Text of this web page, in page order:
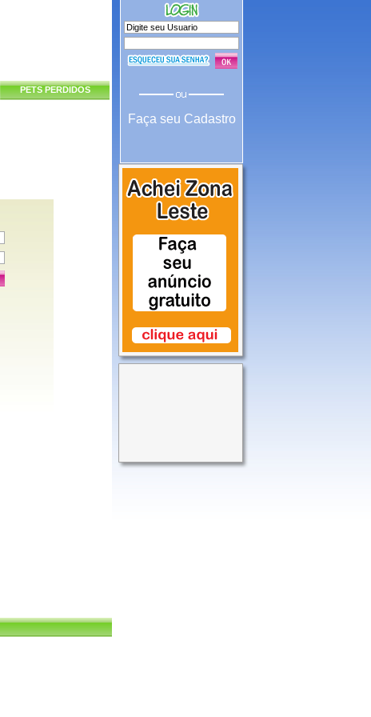
PETS PERDIDOS
Faça seu Cadastro